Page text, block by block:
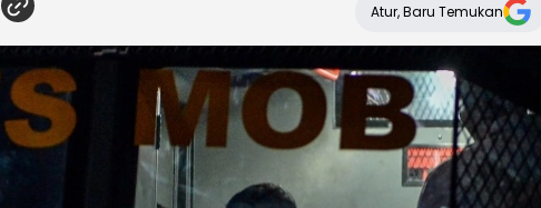
Atur, Baru Temukan